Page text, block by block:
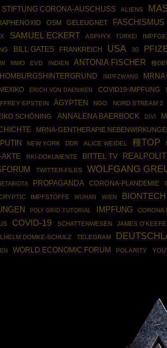
STIFTUNG CORONA-AUSCHUSS ALIENS
OSM GELEUGNET FASCHISMUS
SAMUEL ECKERT ASPHYX TÜRKEI
BILL GATES FRANKREICH USA 3G
NWO EVD INDIEN ANTONIA FISCHER 種
HOMBURGSHINTERGRUND IMPFZWANG
MEXIKO ERICH VON DAENIKEN COVID19-IMPFUNG
EPSTEIN ÄGYPTEN NGO NORD STREAM 2
SCHÖNING ANNALENA BAERBOCK DIVI
MRNA-GENTHERAPIE
NEW YORK DDR ALICE WEIDEL 種TOP
AKTE RKI-DOKUMENTE BITTEL TV
TWITTER-FILES WOLFGANG
PROPAGANDA CORONA-PLANDEMIE
IMPFSTOFFE WUHAN WIEN BIONTECH
POLY GRID TUTORIAL IMPFUNG CORONA
COVID-19 SCHATTENWESEN JAMES O'KEEFE
DOMKE-SCHULZ TELEGRAM
WORLD ECONOMIC FORUM POLARITY